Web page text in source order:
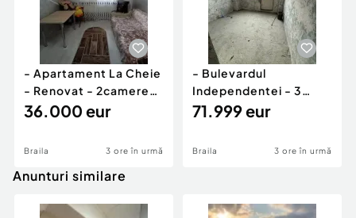
- Apartament La Cheie
- Renovat - 2camere
confort 2 Viziru 3
36.000 eur
Braila 3 ore în urmă
- Bulevardul
Independentei - 3
camere 80mp -
71.999 eur
Braila 3 ore în urmă
Anunturi similare